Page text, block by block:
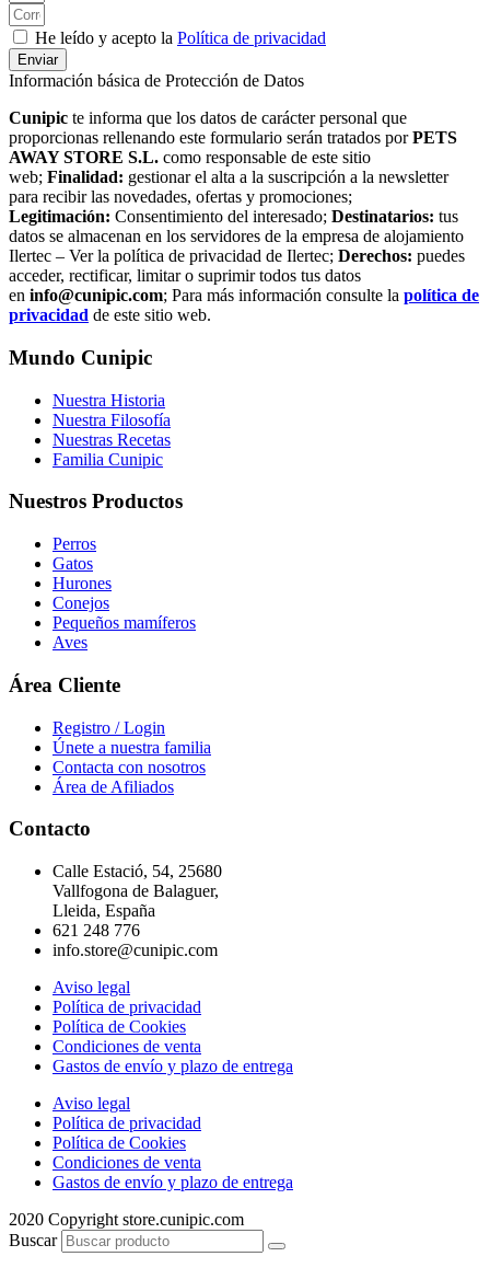
He leído y acepto la Política de privacidad
Enviar
Información básica de Protección de Datos
Cunipic te informa que los datos de carácter personal que
proporcionas rellenando este formulario serán tratados porPETS
AWAY STORE S.L. como responsable de este sitio
web; Finalidad: gestionar el alta a la suscripción a la newsletter
para recibir las novedades, ofertas y promociones;
Legitimación: Consentimiento del interesado; Destinatarios: tus
datos se almacenan en los servidores de la empresa de alojamiento
Ilertec – Ver la política de privacidad de Ilertec; Derechos: puedes
acceder, rectificar, limitar o suprimir todos tus datos
en info@cunipic.com; Para más información consulte la política de
privacidad de este sitio web.
Mundo Cunipic
Nuestra Historia
Nuestra Filosofía
Nuestras Recetas
Familia Cunipic
Nuestros Productos
Perros
Gatos
Hurones
Conejos
Pequeños mamíferos
Aves
Área Cliente
Registro / Login
Únete a nuestra familia
Contacta con nosotros
Área de Afiliados
Contacto
Calle Estació, 54, 25680
Vallfogona de Balaguer,
Lleida, España
621 248 776
info.store@cunipic.com
Aviso legal
Política de privacidad
Política de Cookies
Condiciones de venta
Gastos de envío y plazo de entrega
Aviso legal
Política de privacidad
Política de Cookies
Condiciones de venta
Gastos de envío y plazo de entrega
2020 Copyright store.cunipic.com
Buscar